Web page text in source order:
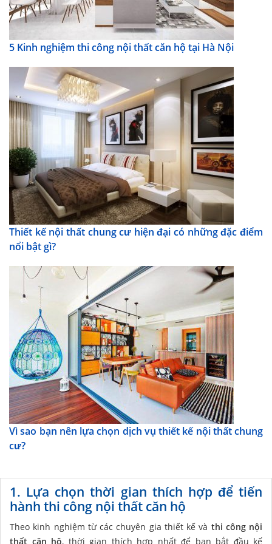
5 Kinh nghiệm thi công nội thất căn hộ tại Hà Nội
Thiết kế nội thất chung cư hiện đại có những đặc điểm
nổi bật gì?
Vì sao bạn nên lựa chọn dịch vụ thiết kế nội thất chung
cư?
1. Lựa chọn thời gian thích hợp để tiến
hành thi công nội thất căn hộ
Theo kinh nghiệm từ các chuyên gia thiết kế và thi công nội
thất căn hộ, thời gian thích hợp nhất để bạn bắt đầu kế